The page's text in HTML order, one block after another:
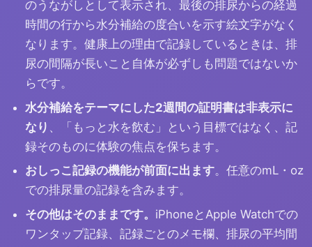
のうながしとして表示され、最後の排尿からの経過
時間の行から水分補給の度合いを示す絵文字がなく
なります。健康上の理由で記録しているときは、排
尿の間隔が長いこと自体が必ずしも問題ではないか
らです。
水分補給をテーマにした2週間の証明書は非表示に
なり
、「もっと水を飲む」という目標ではなく、記
録そのものに体験の焦点を保ちます。
おしっこ記録の機能が前面に出ます。任意のmL・oz
での排尿量の記録を含みます。
その他はそのままです。 iPhoneとApple Watchでの
ワンタップ記録、記録ごとのメモ欄、排尿の平均間